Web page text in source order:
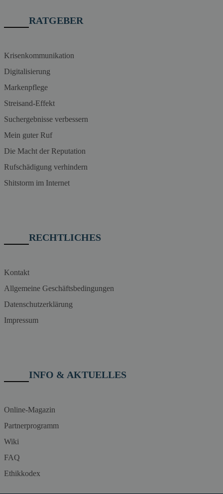
RATGEBER
Krisenkommunikation
Digitalisierung
Markenpflege
Streisand-Effekt
Suchergebnisse verbessern
Mein guter Ruf
Die Macht der Reputation
Rufschädigung verhindern
Shitstorm im Internet
RECHTLICHES
Kontakt
Allgemeine Geschäftsbedingungen
Datenschutzerklärung
Impressum
INFO & AKTUELLES
Online-Magazin
Partnerprogramm
Wiki
FAQ
Ethikkodex